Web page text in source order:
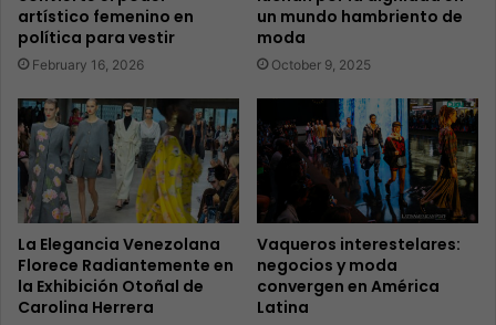
artístico femenino en
política para vestir
February 16, 2026
un mundo hambriento de
moda
October 9, 2025
La Elegancia Venezolana
Florece Radiantemente en
la Exhibición Otoñal de
Carolina Herrera
Vaqueros interestelares:
negocios y moda
convergen en América
Latina